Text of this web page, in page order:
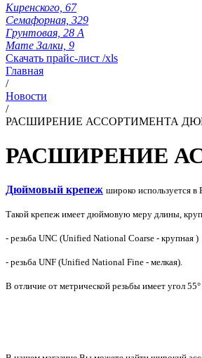
Киренского, 67
Семафорная, 329
Грунтовая, 28 А
Мате Залки, 9
Скачать прайс-лист /xls
Главная
/
Новости
/
РАСШИРЕНИЕ АССОРТИМЕНТА
РАСШИРЕНИЕ
Дюймовый крепеж широко используется
Такой крепеж имеет дюймовую меру длины,
- резьба UNC (Unified National Coarse - крупная )
- резьба UNF (Unified National Fine - мелкая).
В отличие от метрической резьбы имеет угол